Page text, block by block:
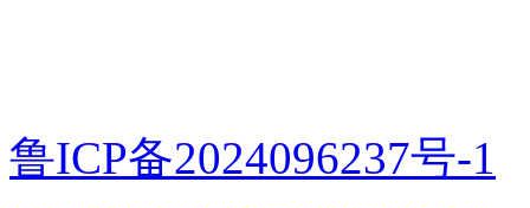
鲁ICP备2024096237号-1